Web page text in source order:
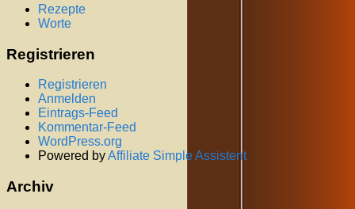
Rezepte
Worte
Registrieren
Registrieren
Anmelden
Eintrags-Feed
Kommentar-Feed
WordPress.org
Powered byAffiliate Simple Assistent
Archiv